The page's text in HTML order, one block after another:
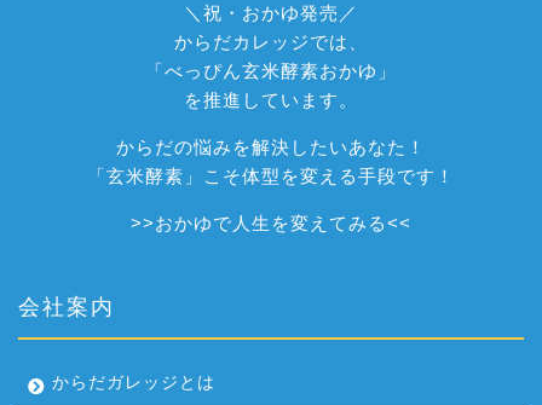
＼祝・おかゆ発売／
からだカレッジでは、
「べっぴん玄米酵素おかゆ」
を推進しています。
からだの悩みを解決したいあなた！
「玄米酵素」こそ体型を変える手段です！
>>おかゆで人生を変えてみる<<
会社案内
からだガレッジとは